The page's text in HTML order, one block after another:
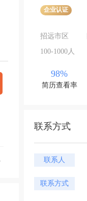
企业认证
招远市区
100-1000人
98%
简历查看率
联系方式
联系人
联系方式